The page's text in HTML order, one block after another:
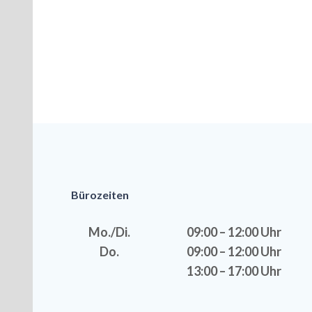
Bürozeiten
Mo./Di.
09:00 – 12:00 Uhr
Do.
09:00 – 12:00 Uhr
13:00 – 17:00 Uhr